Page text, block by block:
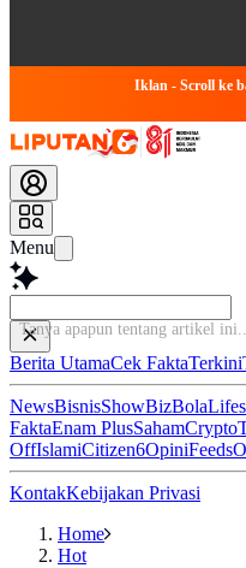
Iklan - Scroll ke
Menu
Tanya apapun tentang art
Berita UtamaCek FaktaTerkini
NewsBisnisShowBizBola
FaktaEnam PlusSahamCrypto
OffIslamiCitizen6OpiniFeeds
KontakKebijakan Privasi
Home
Hot